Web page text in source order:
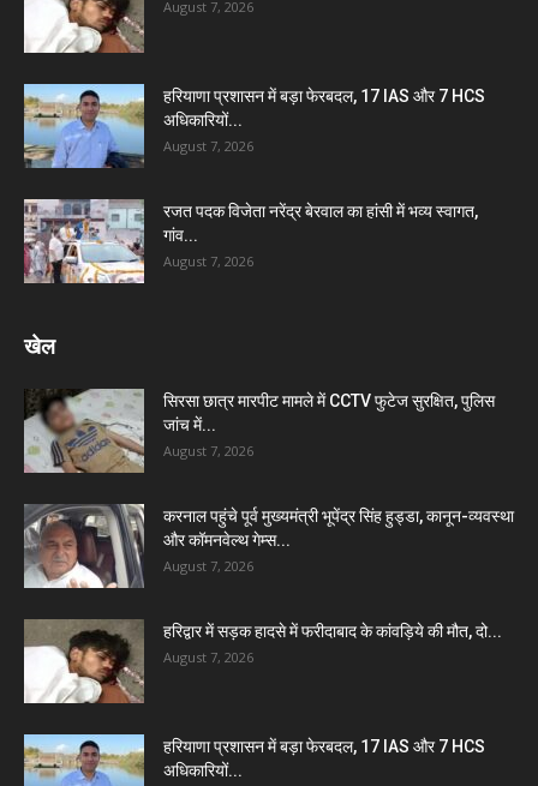
August 7, 2026
हरियाणा प्रशासन में बड़ा फेरबदल, 17 IAS और 7 HCS
अधिकारियों...
August 7, 2026
रजत पदक विजेता नरेंद्र बेरवाल का हांसी में भव्य स्वागत,
गांव...
August 7, 2026
खेल
सिरसा छात्र मारपीट मामले में CCTV फुटेज सुरक्षित, पुलिस
जांच में...
August 7, 2026
करनाल पहुंचे पूर्व मुख्यमंत्री भूपेंद्र सिंह हुड्डा, कानून-व्यवस्था
और कॉमनवेल्थ गेम्स...
August 7, 2026
हरिद्वार में सड़क हादसे में फरीदाबाद के कांवड़िये की मौत, दो...
August 7, 2026
हरियाणा प्रशासन में बड़ा फेरबदल, 17 IAS और 7 HCS
अधिकारियों...